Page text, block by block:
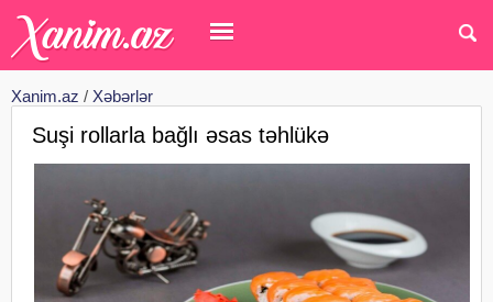
Xanim.az / Xəbərlər
Suşi rollarla bağlı əsas təhlükə